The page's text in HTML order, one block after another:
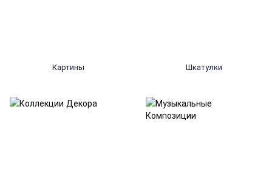
Картины Шкатулки